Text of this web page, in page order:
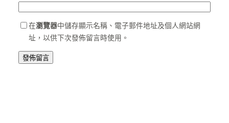
在瀏覽器中儲存顯示名稱、電子郵件地址及個人網站網
址，以供下次發佈留言時使用。